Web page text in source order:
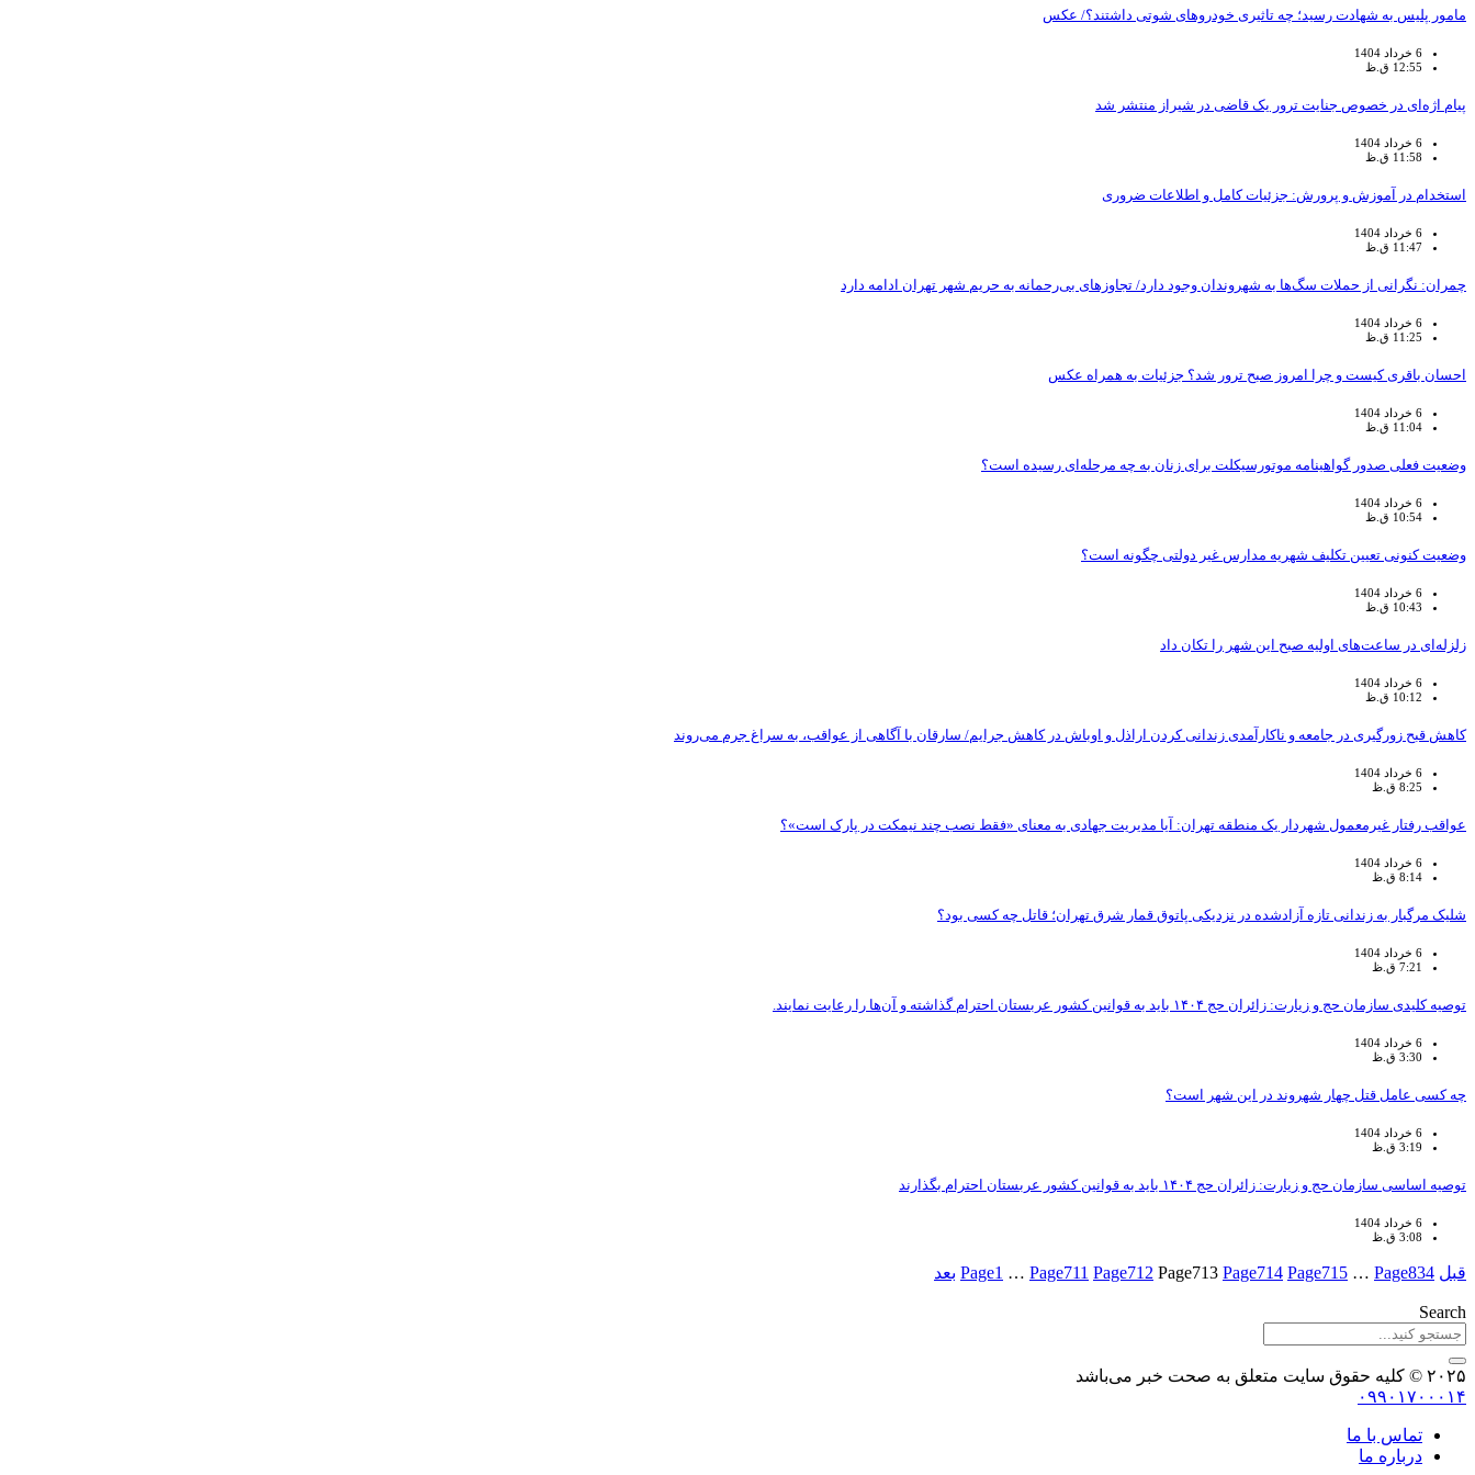
مامور پلیس به شهادت رسید؛ چه تاثیری خودروهای شوتی داشتند؟/ عکس
6 خرداد 1404
12:55 ق.ظ
پیام اژه‌ای در خصوص جنایت ترور یک قاضی در شیراز منتشر شد
6 خرداد 1404
11:58 ق.ظ
استخدام در آموزش و پرورش: جزئیات کامل و اطلاعات ضروری
6 خرداد 1404
11:47 ق.ظ
چمران: نگرانی از حملات سگ‌ها به شهروندان وجود دارد/ تجاوزهای بی‌رحمانه به حریم شهر تهران ادامه دارد
6 خرداد 1404
11:25 ق.ظ
احسان باقری کیست و چرا امروز صبح ترور شد؟ جزئیات به همراه عکس
6 خرداد 1404
11:04 ق.ظ
وضعیت فعلی صدور گواهینامه موتورسیکلت برای زنان به چه مرحله‌ای رسیده است؟
6 خرداد 1404
10:54 ق.ظ
وضعیت کنونی تعیین تکلیف شهریه مدارس غیر دولتی چگونه است؟
6 خرداد 1404
10:43 ق.ظ
زلزله‌ای در ساعت‌های اولیه صبح این شهر را تکان داد
6 خرداد 1404
10:12 ق.ظ
کاهش قبح زورگیری در جامعه و ناکارآمدی زندانی کردن اراذل و اوباش در کاهش جرایم/ سارقان با آگاهی از عواقب، به سراغ جرم می‌روند
6 خرداد 1404
8:25 ق.ظ
عواقب رفتار غیرمعمول شهردار یک منطقه تهران: آیا مدیریت جهادی به معنای «فقط نصب چند نیمکت در پارک است»؟
6 خرداد 1404
8:14 ق.ظ
شلیک مرگبار به زندانی تازه آزادشده در نزدیکی پاتوق قمار شرق تهران؛ قاتل چه کسی بود؟
6 خرداد 1404
7:21 ق.ظ
توصیه کلیدی سازمان حج و زیارت: زائران حج ۱۴۰۴ باید به قوانین کشور عربستان احترام گذاشته و آن‌ها را رعایت نمایند.
6 خرداد 1404
3:30 ق.ظ
چه کسی عامل قتل چهار شهروند در این شهر است؟
6 خرداد 1404
3:19 ق.ظ
توصیه اساسی سازمان حج و زیارت: زائران حج ۱۴۰۴ باید به قوانین کشور عربستان احترام بگذارند
6 خرداد 1404
3:08 ق.ظ
قبل Page1 … Page711 Page712 Page713 Page714 Page715 … Page834 بعد
Search
۲۰۲۵ © کلیه حقوق سایت متعلق به صحت خبر می‌باشد
۰۹۹۰۱۷۰۰۰۱۴
تماس با ما
درباره ما